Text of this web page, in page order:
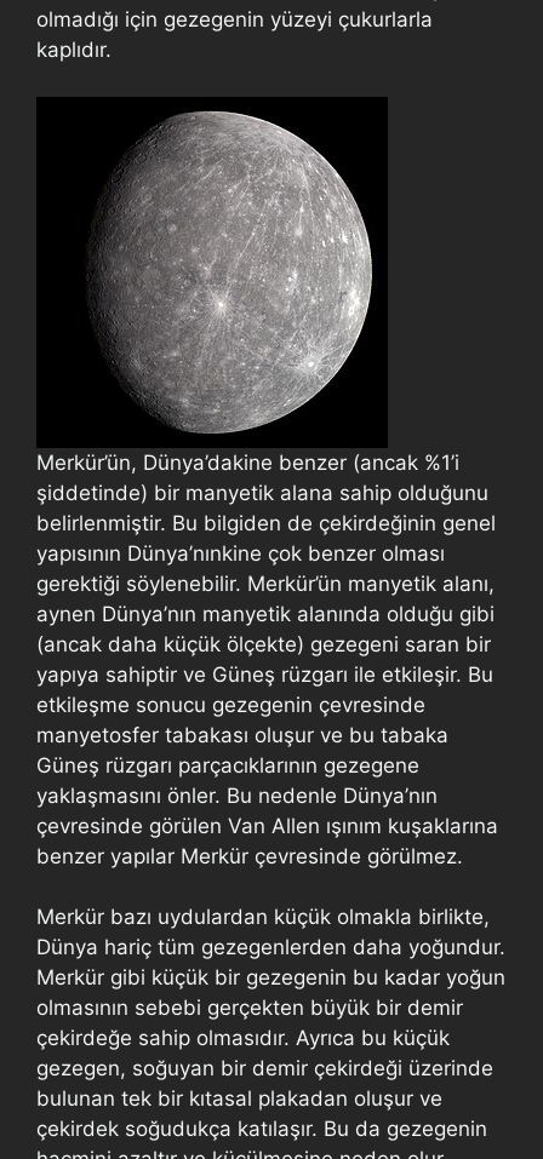
olmadığı için gezegenin yüzeyi çukurlarla
kaplıdır.
Merkür’ün, Dünya’dakine benzer (ancak %1’i
şiddetinde) bir manyetik alana sahip olduğunu
belirlenmiştir. Bu bilgiden de çekirdeğinin genel
yapısının Dünya’nınkine çok benzer olması
gerektiği söylenebilir. Merkür’ün manyetik alanı,
aynen Dünya’nın manyetik alanında olduğu gibi
(ancak daha küçük ölçekte) gezegeni saran bir
yapıya sahiptir ve Güneş rüzgarı ile etkileşir. Bu
etkileşme sonucu gezegenin çevresinde
manyetosfer tabakası oluşur ve bu tabaka
Güneş rüzgarı parçacıklarının gezegene
yaklaşmasını önler. Bu nedenle Dünya’nın
çevresinde görülen Van Allen ışınım kuşaklarına
benzer yapılar Merkür çevresinde görülmez.
Merkür bazı uydulardan küçük olmakla birlikte,
Dünya hariç tüm gezegenlerden daha yoğundur.
Merkür gibi küçük bir gezegenin bu kadar yoğun
olmasının sebebi gerçekten büyük bir demir
çekirdeğe sahip olmasıdır. Ayrıca bu küçük
gezegen, soğuyan bir demir çekirdeği üzerinde
bulunan tek bir kıtasal plakadan oluşur ve
çekirdek soğudukça katılaşır. Bu da gezegenin